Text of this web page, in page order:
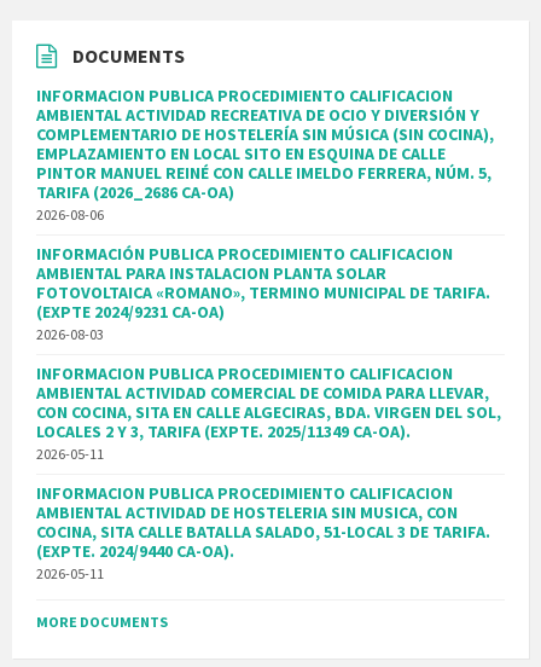
DOCUMENTS
INFORMACION PUBLICA PROCEDIMIENTO CALIFICACION
AMBIENTAL ACTIVIDAD RECREATIVA DE OCIO Y DIVERSIÓN Y
COMPLEMENTARIO DE HOSTELERÍA SIN MÚSICA (SIN COCINA),
EMPLAZAMIENTO EN LOCAL SITO EN ESQUINA DE CALLE
PINTOR MANUEL REINÉ CON CALLE IMELDO FERRERA, NÚM. 5,
TARIFA (2026_2686 CA-OA)
2026-08-06
INFORMACIÓN PUBLICA PROCEDIMIENTO CALIFICACION
AMBIENTAL PARA INSTALACION PLANTA SOLAR
FOTOVOLTAICA «ROMANO», TERMINO MUNICIPAL DE TARIFA.
(EXPTE 2024/9231 CA-OA)
2026-08-03
INFORMACION PUBLICA PROCEDIMIENTO CALIFICACION
AMBIENTAL ACTIVIDAD COMERCIAL DE COMIDA PARA LLEVAR,
CON COCINA, SITA EN CALLE ALGECIRAS, BDA. VIRGEN DEL SOL,
LOCALES 2 Y 3, TARIFA (EXPTE. 2025/11349 CA-OA).
2026-05-11
INFORMACION PUBLICA PROCEDIMIENTO CALIFICACION
AMBIENTAL ACTIVIDAD DE HOSTELERIA SIN MUSICA, CON
COCINA, SITA CALLE BATALLA SALADO, 51-LOCAL 3 DE TARIFA.
(EXPTE. 2024/9440 CA-OA).
2026-05-11
MORE DOCUMENTS